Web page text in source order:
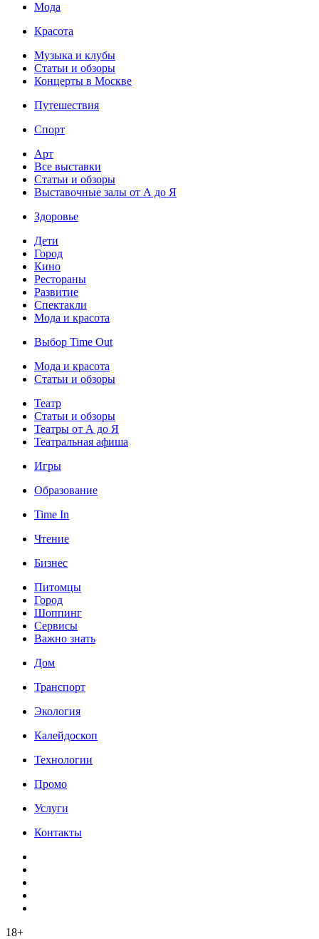
Мода
Красота
Музыка и клубы
Статьи и обзоры
Концерты в Москве
Путешествия
Спорт
Арт
Все выставки
Статьи и обзоры
Выставочные залы от А до Я
Здоровье
Дети
Город
Кино
Рестораны
Развитие
Спектакли
Мода и красота
Выбор Time Out
Мода и красота
Статьи и обзоры
Театр
Статьи и обзоры
Театры от А до Я
Театральная афиша
Игры
Образование
Time In
Чтение
Бизнес
Питомцы
Город
Шоппинг
Сервисы
Важно знать
Дом
Транспорт
Экология
Калейдоскоп
Технологии
Промо
Услуги
Контакты
18+